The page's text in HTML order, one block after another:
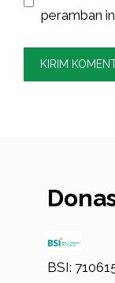
peramban
BSI: